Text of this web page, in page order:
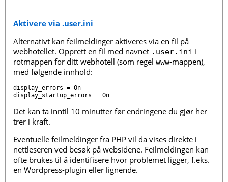
Aktivere via .user.ini
Alternativt kan feilmeldinger aktiveres via en fil på
webhotellet. Opprett en fil med navnet .user.ini i
rotmappen for ditt webhotell (som regel www-mappen),
med følgende innhold:
display_errors = On
Det kan ta inntil 10 minutter før endringene du gjør her
trer i kraft.
Eventuelle feilmeldinger fra PHP vil da vises direkte i
nettleseren ved besøk på websidene. Feilmeldingen kan
ofte brukes til å identifisere hvor problemet ligger, f.eks.
en Wordpress-plugin eller lignende.